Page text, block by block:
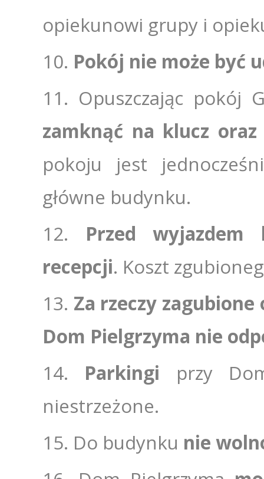
opiekunowi grupy i
Pokój nie może być
Opuszczając pokój
zamknąć na klucz
pokoju jest
główne budynku.
Przed wyjazdem
recepcji. Koszt
Za rzeczy
Dom Pielgrzyma nie
Parkingi przy
niestrzeżone.
Do budynku nie